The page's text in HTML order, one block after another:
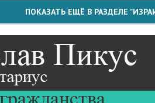
ПОКАЗАТЬ ЕЩЁ В РАЗДЕЛЕ